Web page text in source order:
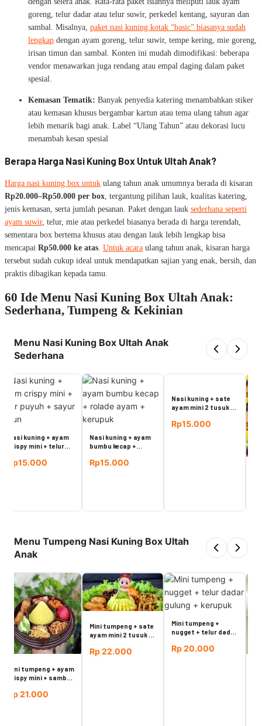
goreng, telur dadar atau telur suwir, perkedel kentang, sayuran dan
sambal. Misalnya, paket nasi kuning kotak “basic” biasanya sudah
lengkap dengan ayam goreng, telur suwir, tempe kering, mie goreng,
irisan timun dan sambal. Konten ini mudah dimodifikasi: beberapa
vendor menawarkan juga rendang atau empal daging dalam paket
spesial.
Kemasan Tematik: Banyak penyedia katering menambahkan stiker
atau kemasan khusus bergambar kartun atau tema ulang tahun agar
lebih menarik bagi anak. Label “Ulang Tahun” atau dekorasi lucu
menambah kesan spesial
Berapa Harga Nasi Kuning Box Untuk Ultah Anak?
Harga nasi kuning box untuk ulang tahun anak umumnya berada di kisaran
Rp20.000–Rp50.000 per box, tergantung pilihan lauk, kualitas katering,
jenis kemasan, serta jumlah pesanan. Paket dengan lauk sederhana seperti
ayam suwir, telur, mie atau perkedel biasanya berada di harga terendah,
sementara box bertema khusus atau dengan lauk lebih lengkap bisa
mencapai Rp50.000 ke atas. Untuk acara ulang tahun anak, kisaran harga
tersebut sudah cukup ideal untuk mendapatkan sajian yang enak, bersih, dan
praktis dibagikan kepada tamu.
60 Ide Menu Nasi Kuning Box Ultah Anak:
Sederhana, Tumpeng & Kekinian
Menu Nasi Kuning Box Ultah Anak
Sederhana
Nasi kuning + ayam
bumbu kecap +
kerupuk
Rp15.000
ayam mini 2 tusuk +
Nasi
Menu Tumpeng Nasi Kuning Box Ultah
Anak
Mini tumpeng + sate
ayam mini 2 tusuk +
mie goreng
Rp 22.000
Mini tumpeng +
nugget + telur dadar
gulung + kerupuk
Rp 20.000